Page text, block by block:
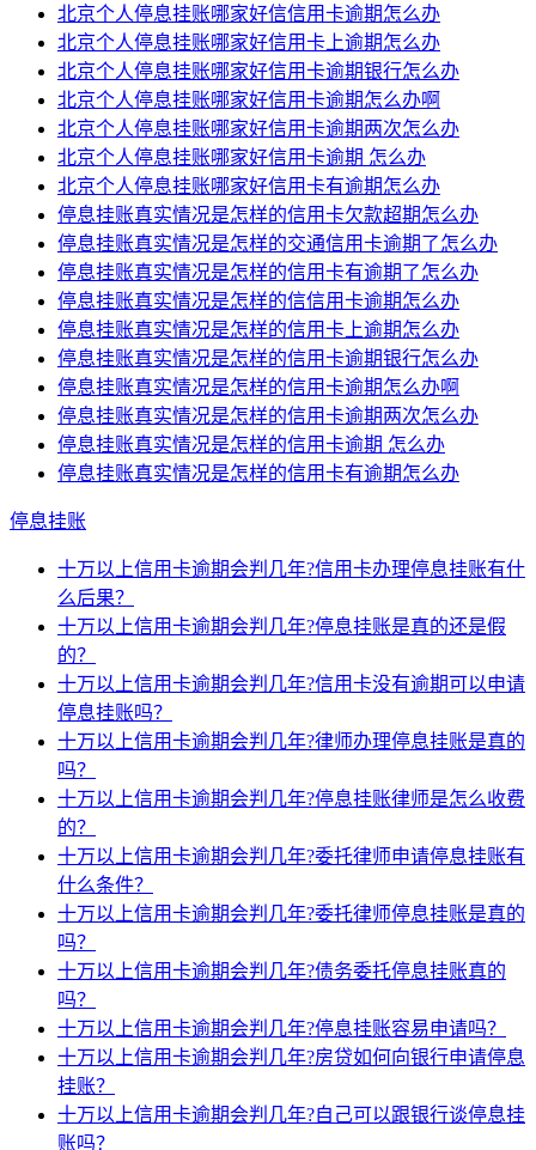
北京个人停息挂账哪家好信信用卡逾期怎么办
北京个人停息挂账哪家好信用卡上逾期怎么办
北京个人停息挂账哪家好信用卡逾期银行怎么办
北京个人停息挂账哪家好信用卡逾期怎么办啊
北京个人停息挂账哪家好信用卡逾期两次怎么办
北京个人停息挂账哪家好信用卡逾期 怎么办
北京个人停息挂账哪家好信用卡有逾期怎么办
停息挂账真实情况是怎样的信用卡欠款超期怎么办
停息挂账真实情况是怎样的交通信用卡逾期了怎么办
停息挂账真实情况是怎样的信用卡有逾期了怎么办
停息挂账真实情况是怎样的信信用卡逾期怎么办
停息挂账真实情况是怎样的信用卡上逾期怎么办
停息挂账真实情况是怎样的信用卡逾期银行怎么办
停息挂账真实情况是怎样的信用卡逾期怎么办啊
停息挂账真实情况是怎样的信用卡逾期两次怎么办
停息挂账真实情况是怎样的信用卡逾期 怎么办
停息挂账真实情况是怎样的信用卡有逾期怎么办
停息挂账
十万以上信用卡逾期会判几年?信用卡办理停息挂账有什
么后果？
十万以上信用卡逾期会判几年?停息挂账是真的还是假
的？
十万以上信用卡逾期会判几年?信用卡没有逾期可以申请
停息挂账吗？
十万以上信用卡逾期会判几年?律师办理停息挂账是真的
吗？
十万以上信用卡逾期会判几年?停息挂账律师是怎么收费
的？
十万以上信用卡逾期会判几年?委托律师申请停息挂账有
什么条件？
十万以上信用卡逾期会判几年?委托律师停息挂账是真的
吗？
十万以上信用卡逾期会判几年?债务委托停息挂账真的
吗？
十万以上信用卡逾期会判几年?停息挂账容易申请吗？
十万以上信用卡逾期会判几年?房贷如何向银行申请停息
挂账？
十万以上信用卡逾期会判几年?自己可以跟银行谈停息挂
账吗？